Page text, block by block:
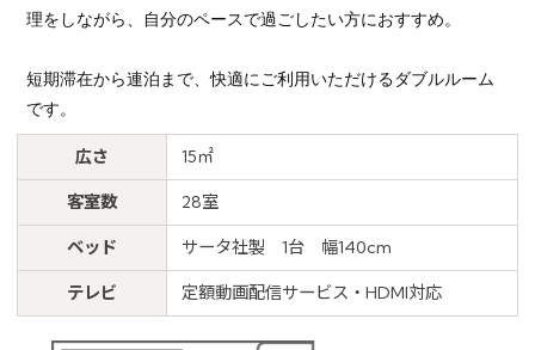
理をしながら、自分のペースで過ごしたい方におすすめ。
短期滞在から連泊まで、快適にご利用いただけるダブルルーム
です。
広さ 15㎡
客室数 28室
ベッド サータ社製 1台 幅140cm
テレビ 定額動画配信サービス・HDMI対応